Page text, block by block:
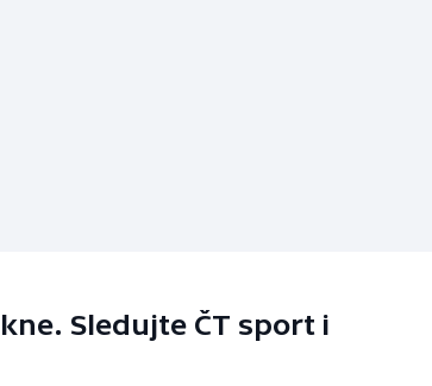
Sledujte ČT sport i